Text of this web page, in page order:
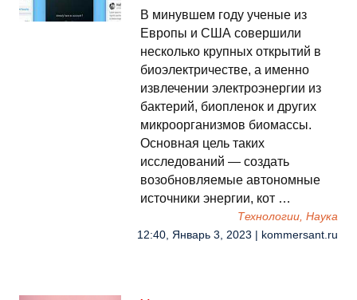
В минувшем году ученые из
Европы и США совершили
несколько крупных открытий в
биоэлектричестве, а именно
извлечении электроэнергии из
бактерий, биопленок и других
микроорганизмов биомассы.
Основная цель таких
исследований — создать
возобновляемые автономные
источники энергии, кот …
Технологии, Наука
12:40, Январь 3, 2023 | kommersant.ru